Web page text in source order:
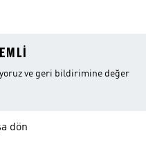
ve geri bildirimine değer
dön